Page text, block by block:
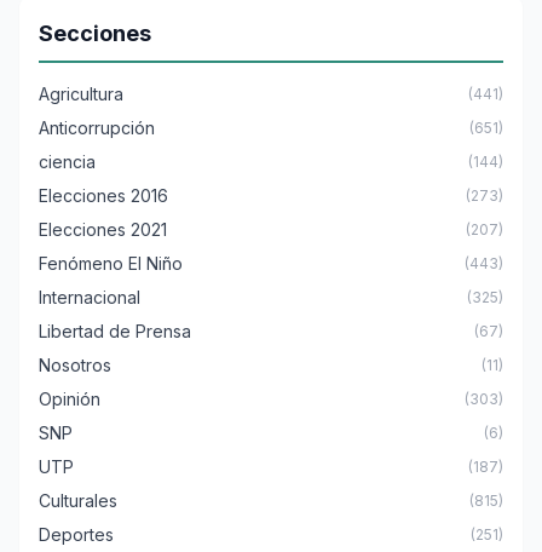
Secciones
Agricultura (441)
Anticorrupción (651)
ciencia (144)
Elecciones 2016 (273)
Elecciones 2021 (207)
Fenómeno El Niño (443)
Internacional (325)
Libertad de Prensa (67)
Nosotros (11)
Opinión (303)
SNP (6)
UTP (187)
Culturales (815)
Deportes (251)